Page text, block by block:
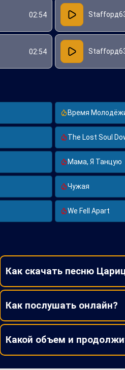
02:54
02:54
Время
The Lost Soul
Мама, Я Танцую
Чужая
We Fell Apart
Как скачать песню
Как послушать онлайн?
Какой объем и